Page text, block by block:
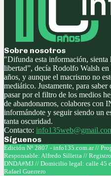
Sobre nosotros
"Difunda esta información, sienta
libertad”, decía Rodolfo Walsh
años, y aunque el macrismo no
mediático. Justamente, para saber
pasar por el filtro de los medios
de abandonarnos, colabores con
informándote y seguir siendo un
tanta oscuridad.
Contacto:
Síguenos
Facebook
Twitter
Instagram
Youtube
Edición Nº 2807 - info135.com.ar //
Responsable: Alfredo Silletta //
DNDA#MJ // Domicilio legal: calle 45
Rafael Guerrero